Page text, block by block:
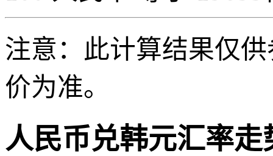
注意：此计算结果仅
价为准。
人民币兑韩元汇率走